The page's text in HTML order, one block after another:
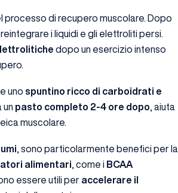
processo di recupero muscolare. Dopo
i liquidi e gli elettroliti persi.
dopo un esercizio intenso
uno spuntino ricco di carboidrati e
un pasto completo 2-4 ore dopo, aiuta
muscolare.
, sono particolarmente benefici per la
alimentari, come i BCAA
essere utili per accelerare il